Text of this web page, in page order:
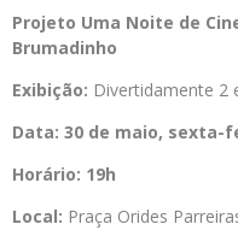
Projeto Uma Noite de
Brumadinho
Exibição: Divertidamente 2
Data: 30 de maio, sexta-
Horário: 19h
Local: Praça Orides